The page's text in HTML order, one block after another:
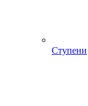
Ступени